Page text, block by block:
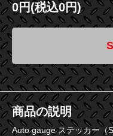
0円(税込0円)
商品の説明
Auto gauge ステッカー（